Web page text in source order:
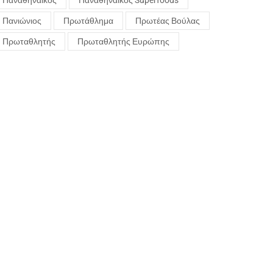
Πανιώνιος Πρωτάθλημα Πρωτέας Βούλας
Πρωταθλητής Πρωταθλητής Ευρώπης